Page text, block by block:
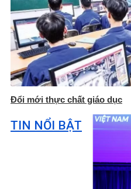
Đổi mới thực chất giáo dục
TIN NỔI BẬT